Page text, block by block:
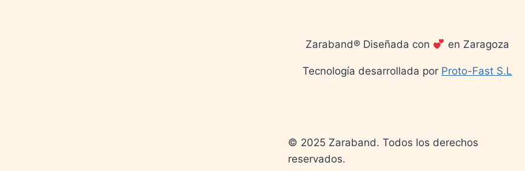
Zaraband® Diseñada con en Zaragoza
Tecnología desarrollada por Proto-Fast S.L
© 2025 Zaraband. Todos los derechos
reservados.